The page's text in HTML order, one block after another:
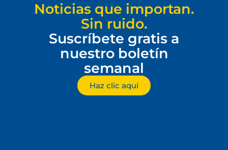
Noticias que importan.
Sin ruido.
Suscríbete gratis a
nuestro boletín
semanal
Haz clic aquí